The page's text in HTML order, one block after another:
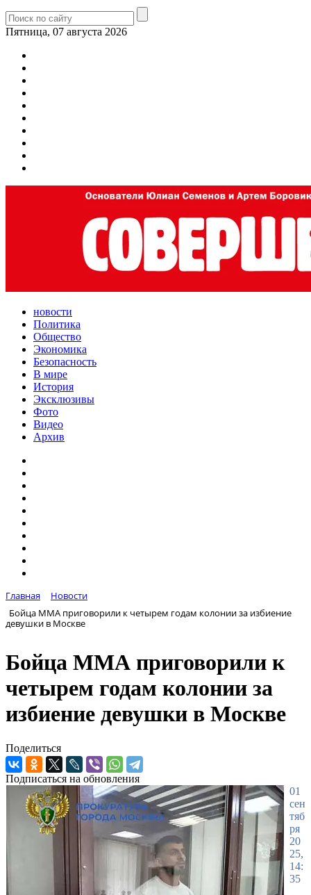
Пятница, 07 августа 2026
новости
Политика
Общество
Экономика
Безопасность
В мире
История
Эксклюзивы
Фото
Видео
Архив
Главная
Новости
Бойца ММА приговорили к четырем годам колонии за избиение
девушки в Москве
Бойца ММА приговорили к
четырем годам колонии за
избиение девушки в Москве
Поделиться
Подписаться на обновления
01
сен
тяб
ря
20
25,
14:
35